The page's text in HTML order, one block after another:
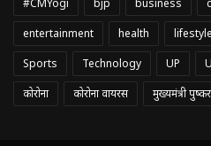
entertainment
health lifestyle
Sports
Technology UP
कोरोना
कोरोना वायरस मुख्यमंत्री